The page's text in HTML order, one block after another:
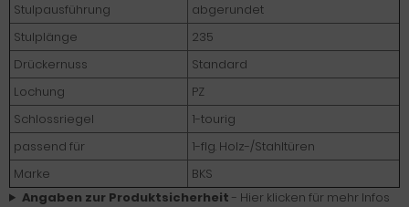
Stulpausführung
abgerundet
Stulplänge
235
Drückernuss
Standard
Lochung
PZ
Schlossriegel
1-tourig
passend für
1-flg. Holz-/Stahltüren
Marke
BKS
Angaben zur Produktsicherheit - Hier klicken für mehr Infos